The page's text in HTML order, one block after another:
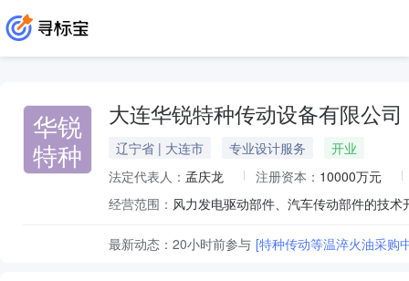
华锐
特种
大连华锐特种传动设备有限公司
辽宁省 | 大连市 专业设计服务
开业
法定代表人： 孟庆龙 注册资本： 10000万元
经营范围：
最新动态： 20小时前参与 [特种传动等温淬火油采购